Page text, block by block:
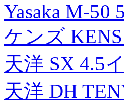
Yasaka M-50
ケンズ KENS
天洋 SX 4.5
天洋 DH